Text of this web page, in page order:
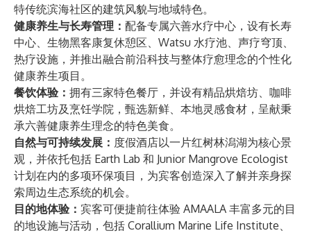
特传统滨海社区的建筑风貌与地域特色。
健康养生与长寿管理： 配备专属六善水疗中心，设有长寿
中心、生物黑客康复休憩区、Watsu 水疗池、声疗穹顶、
热疗设施，并推出融合前沿科技与整体疗愈理念的个性化
健康养生项目。
餐饮体验： 拥有三家特色餐厅，并设有精品烘焙坊、咖啡
烘焙工坊及烹饪学院，甄选新鲜、本地灵感食材，呈献秉
承六善健康养生理念的特色美食。
自然与可持续发展： 度假酒店以一片红树林潟湖为核心景
观，并依托包括 Earth Lab 和 Junior Mangrove Ecologist
计划在内的多项环保项目，为宾客创造深入了解并亲身探
索周边生态系统的机会。
目的地体验： 宾客可便捷前往体验 AMAALA 丰富多元的目
的地设施与活动，包括 Corallium Marine Life Institute、